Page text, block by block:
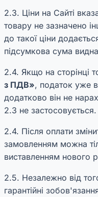
2.3. Ціни на Сайті
товару не зазначено
до такої ціни
підсумкова сума
2.4. Якщо на сторінці
з ПДВ», податок уже
додатково він не
2.3 не застосовується.
2.4. Після оплати
замовленням можна
виставленням нового
2.5. Незалежно від
гарантійні